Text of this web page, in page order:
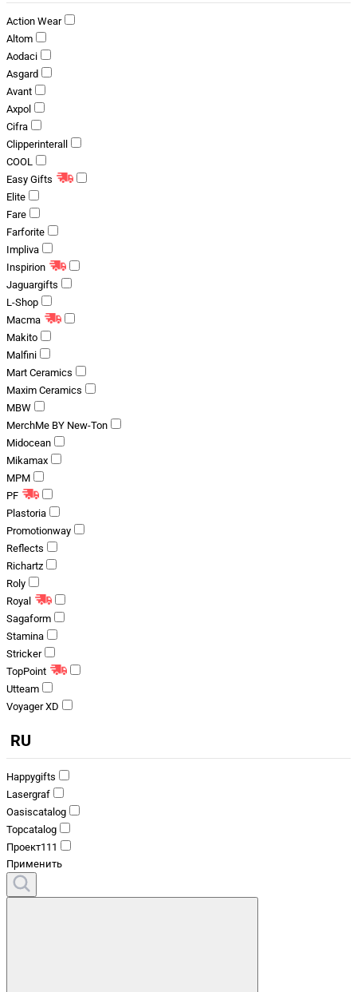
Action Wear
Altom
Aodaci
Asgard
Avant
Axpol
Cifra
Clipperinterall
COOL
Easy Gifts
Elite
Fare
Farforite
Impliva
Inspirion
Jaguargifts
L-Shop
Macma
Makito
Malfini
Mart Ceramics
Maxim Ceramics
MBW
MerchMe BY New-Ton
Midocean
Mikamax
MPM
PF
Plastoria
Promotionway
Reflects
Richartz
Roly
Royal
Sagaform
Stamina
Stricker
TopPoint
Utteam
Voyager XD
RU
Happygifts
Lasergraf
Oasiscatalog
Topcatalog
Проект111
Применить